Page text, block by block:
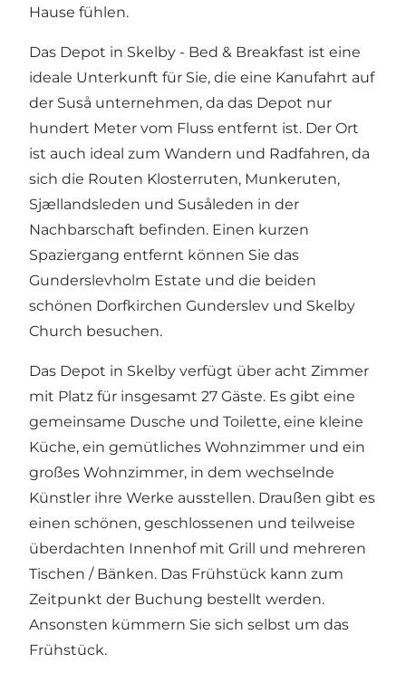
Hause fühlen.
Das Depot in Skelby - Bed & Breakfast ist eine
ideale Unterkunft für Sie, die eine Kanufahrt auf
der Suså unternehmen, da das Depot nur
hundert Meter vom Fluss entfernt ist. Der Ort
ist auch ideal zum Wandern und Radfahren, da
sich die Routen Klosterruten, Munkeruten,
Sjællandsleden und Susåleden in der
Nachbarschaft befinden. Einen kurzen
Spaziergang entfernt können Sie das
Gunderslevholm Estate und die beiden
schönen Dorfkirchen Gunderslev und Skelby
Church besuchen.
Das Depot in Skelby verfügt über acht Zimmer
mit Platz für insgesamt 27 Gäste. Es gibt eine
gemeinsame Dusche und Toilette, eine kleine
Küche, ein gemütliches Wohnzimmer und ein
großes Wohnzimmer, in dem wechselnde
Künstler ihre Werke ausstellen. Draußen gibt es
einen schönen, geschlossenen und teilweise
überdachten Innenhof mit Grill und mehreren
Tischen / Bänken. Das Frühstück kann zum
Zeitpunkt der Buchung bestellt werden.
Ansonsten kümmern Sie sich selbst um das
Frühstück.